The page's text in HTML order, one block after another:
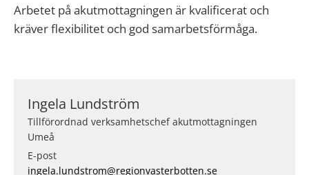
Arbetet på akutmottagningen är kvalificerat och
kräver flexibilitet och god samarbetsförmåga.
Ingela Lundström
Tillförordnad verksamhetschef akutmottagningen
Umeå
E-post
ingela.lundstrom@regionvasterbotten.se